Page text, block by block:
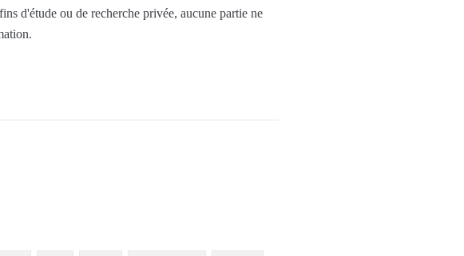
d'étude ou de recherche privée, aucune partie ne